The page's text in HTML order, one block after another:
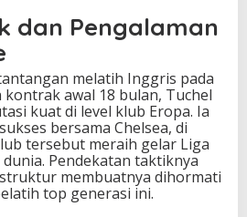
dan Pengalaman
melatih Inggris pada
kontrak awal 18 bulan, Tuchel
kuat di level klub Eropa. Ia
bersama Chelsea, di
tersebut meraih gelar Liga
Pendekatan taktiknya
membuatnya dihormati
top generasi ini.